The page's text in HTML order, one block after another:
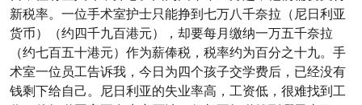
新税率。一位手术室护士只能挣到七万八千奈拉（尼日利亚
货币）（约四千九百港元），却要每月缴纳一万五千奈拉
（约七百五十港元）作为薪俸税，税率约为百分之十九。手
术室一位员工告诉我，今日为四个孩子交学费后，已经没有
钱剩下给自己。尼日利亚的失业率高，工资低，很难找到工